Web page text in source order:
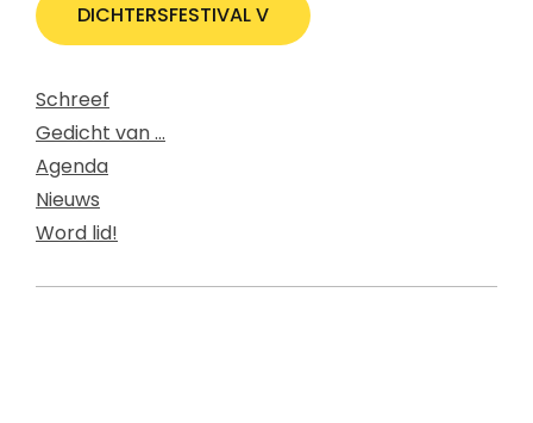
DICHTERSFESTIVAL V
Schreef
Gedicht van ...
Agenda
Nieuws
Word lid!